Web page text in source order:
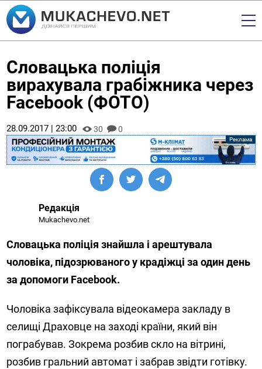
Словацька поліція
вирахувала грабіжника через
Facebook (ФОТО)
28.09.2017 | 23:00 30 0
Редакція
Mukachevo.net
Словацька поліція знайшла і арештувала
чоловіка, підозрюваного у крадіжці за один день
за допомоги Facebook.
Чоловіка зафіксувала відеокамера закладу в
селищі Драховце на заході країни, який він
пограбував. Зокрема розбив скло на вітрині,
розбив гральний автомат і забрав звідти готівку.